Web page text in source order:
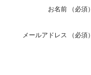
お名前 （必須）
メールアドレス （必須）